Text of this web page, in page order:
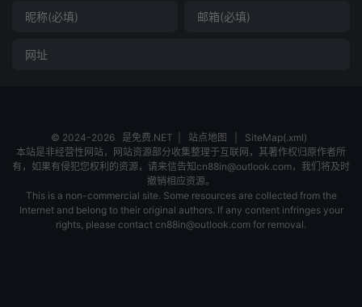
© 2024-2026 是免费.NET 站点地图
SiteMap(.xml)
本站是非经营性网站，网站资源部分收集整理于互联网，其著作权归原作者所
有，如果有侵犯您权利的资源，请来信告知cn88in@outlook.com，我们将及时
撤销相应资源。
This is a non-commercial site. Some resources are collected from the
Internet and belong to their original authors. If any content infringes your
rights, please contact cn88in@outlook.com for removal.